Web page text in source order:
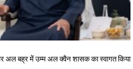
अल बह्र में उम्म अल क्वैन शासक का स्वागत किया